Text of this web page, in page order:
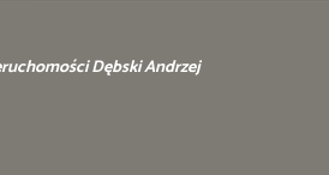
Dębski Andrzej